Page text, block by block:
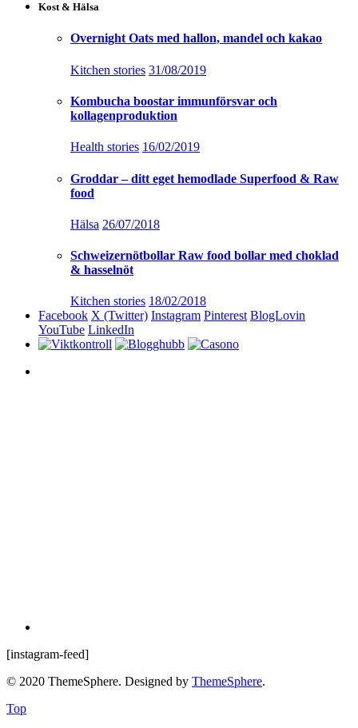
Kost & Hälsa
Overnight Oats med hallon, mandel och kakao
Kitchen stories 31/08/2019
Kombucha boostar immunförsvar och
kollagenproduktion
Health stories 16/02/2019
Groddar – ditt eget hemodlade Superfood & Raw
food
Hälsa 26/07/2018
Schweizernötbollar Raw food bollar med choklad
& hasselnöt
Kitchen stories 18/02/2018
Facebook X (Twitter) Instagram Pinterest BlogLovin
YouTube LinkedIn
[instagram-feed]
© 2020 ThemeSphere. Designed by ThemeSphere.
Top